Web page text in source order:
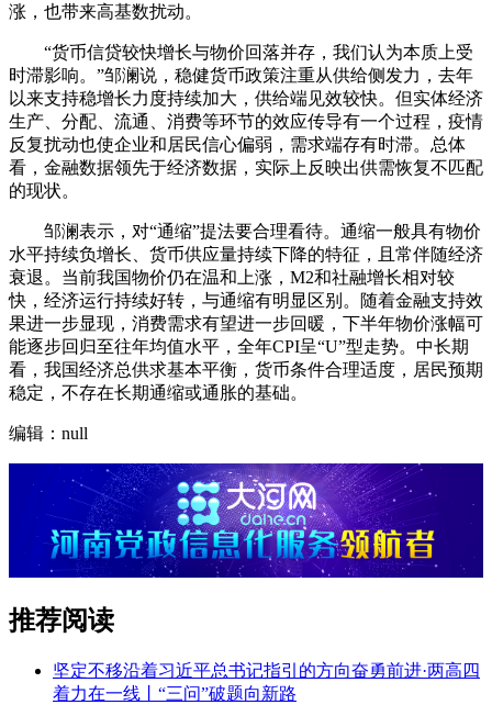
涨，也带来高基数扰动。
“货币信贷较快增长与物价回落并存，我们认为本质上受
时滞影响。”邹澜说，稳健货币政策注重从供给侧发力，去年
以来支持稳增长力度持续加大，供给端见效较快。但实体经济
生产、分配、流通、消费等环节的效应传导有一个过程，疫情
反复扰动也使企业和居民信心偏弱，需求端存有时滞。总体
看，金融数据领先于经济数据，实际上反映出供需恢复不匹配
的现状。
邹澜表示，对“通缩”提法要合理看待。通缩一般具有物价
水平持续负增长、货币供应量持续下降的特征，且常伴随经济
衰退。当前我国物价仍在温和上涨，M2和社融增长相对较
快，经济运行持续好转，与通缩有明显区别。随着金融支持效
果进一步显现，消费需求有望进一步回暖，下半年物价涨幅可
能逐步回归至往年均值水平，全年CPI呈“U”型走势。中长期
看，我国经济总供求基本平衡，货币条件合理适度，居民预期
稳定，不存在长期通缩或通胀的基础。
编辑：null
推荐阅读
坚定不移沿着习近平总书记指引的方向奋勇前进·两高四
着力在一线丨“三问”破题向新路